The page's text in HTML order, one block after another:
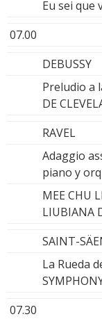
Eu sei que
07.00
DEBUSSY
Preludio a
DE
RAVEL
Adaggio
piano y
MEE CHU
LIUBIANA
SAINT-
La Rueda
07.30